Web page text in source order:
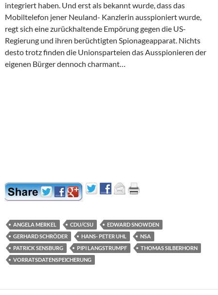
integriert haben. Und erst als bekannt wurde, dass das
Mobiltelefon jener Neuland- Kanzlerin ausspioniert wurde,
regt sich eine zurückhaltende Empörung gegen die US-
Regierung und ihren berüchtigten Spionageapparat. Nichts
desto trotz finden die Unionsparteien das Ausspionieren der
eigenen Bürger dennoch charmant…
ANGELA MERKEL CDU/CSU
EDWARD SNOWDEN
GERHARD SCHRÖDER
HANS- PETER UHL
NSA
PATRICK SENSBURG
PIPI LANGSTRUMPF
THOMAS SILBERHORN
VORRATSDATENSPEICHERUNG